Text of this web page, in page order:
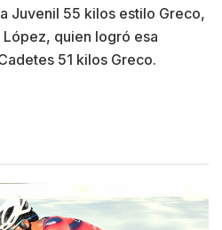
Juvenil 55 kilos estilo Greco,
López, quien logró esa
51 kilos Greco.